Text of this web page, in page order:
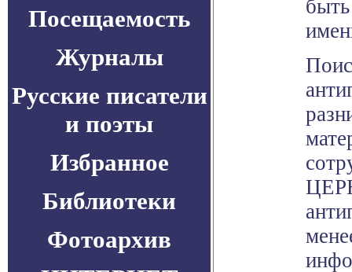
Посещаемость
Журналы
Русские писатели
и поэты
Избранное
Библиотеки
Фотоархив